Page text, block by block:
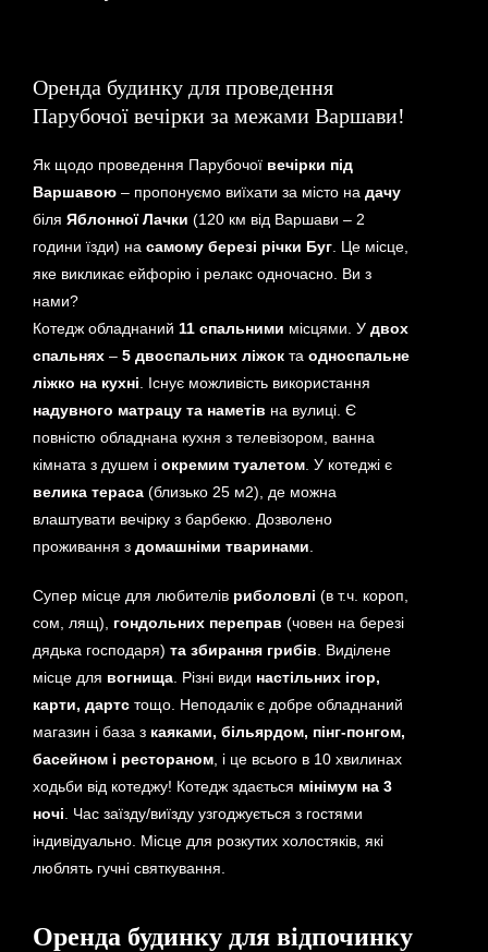
Оренда будинку для проведення
Парубочої вечірки за межами Варшави!
Як щодо проведення Парубочої вечірки під
Варшавою– пропонуємо виїхати за місто на дачу
біля Яблонної Лачки (120 км від Варшави – 2
години їзди) на самому березі річки Буг. Це місце,
яке викликає ейфорію і релакс одночасно. Ви з
нами?
Котедж обладнаний 11 спальними місцями. У двох
спальнях– 5 двоспальних ліжокта односпальне
ліжко на кухні . Існує можливість використання
надувного матрацу та наметів на вулиці. Є
повністю обладнана кухня з телевізором, ванна
кімната з душем і окремим туалетом. У котеджі є
велика тераса(близько 25 м2), де можна
влаштувати вечірку з барбекю. Дозволено
проживання з домашніми тваринами
Супер місце для любителів риболовлі (в т.ч. короп,
сом, лящ), гондольних переправ (човен на березі
дядька господаря) та збирання грибів . Виділене
місце для вогнища. Різні види настільних ігор,
карти, дартстощо. Неподалік є добре обладнаний
магазин і база з каяками, більярдом, пінг-понгом,
басейном і рестораном, і це всього в 10 хвилинах
ходьби від котеджу! Котедж здається мінімум на 3
ночі . Час заїзду/виїзду узгоджується з гостями
індивідуально. Місце для розкутих холостяків, які
люблять гучні святкування.
Оренда будинку для відпочинку